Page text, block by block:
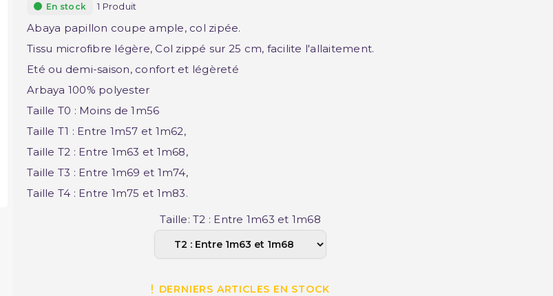
En stock 1 Produit
Abaya papillon coupe ample, col zipée.
Tissu microfibre légère, Col zippé sur 25 cm, facilite l'allaitement.
Eté ou demi-saison, confort et légèreté
Arbaya 100% polyester
Taille T0 : Moins de 1m56
Taille T1 : Entre 1m57 et 1m62,
Taille T2 : Entre 1m63 et 1m68,
Taille T3 : Entre 1m69 et 1m74,
Taille T4 : Entre 1m75 et 1m83.
Taille: T2 : Entre 1m63 et 1m68
DERNIERS ARTICLES EN STOCK